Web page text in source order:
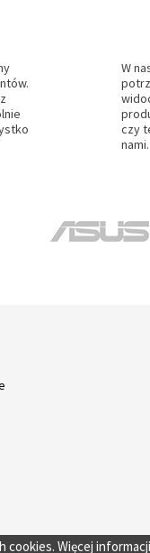
W
czy
nami.
cookies. Więcej